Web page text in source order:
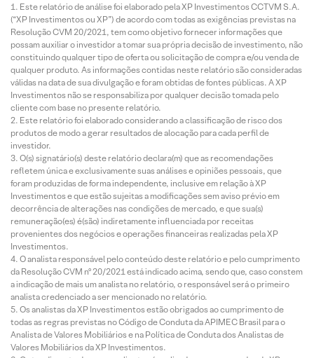
Este relatório de análise foi elaborado pela XP Investimentos CCTVM S.A.
(“XP Investimentos ou XP”) de acordo com todas as exigências previstas na
Resolução CVM 20/2021, tem como objetivo fornecer informações que
possam auxiliar o investidor a tomar sua própria decisão de investimento, não
constituindo qualquer tipo de oferta ou solicitação de compra e/ou venda de
qualquer produto. As informações contidas neste relatório são consideradas
válidas na data de sua divulgação e foram obtidas de fontes públicas. A XP
Investimentos não se responsabiliza por qualquer decisão tomada pelo
cliente com base no presente relatório.
Este relatório foi elaborado considerando a classificação de risco dos
produtos de modo a gerar resultados de alocação para cada perfil de
investidor.
O(s) signatário(s) deste relatório declara(m) que as recomendações
refletem única e exclusivamente suas análises e opiniões pessoais, que
foram produzidas de forma independente, inclusive em relação à XP
Investimentos e que estão sujeitas a modificações sem aviso prévio em
decorrência de alterações nas condições de mercado, e que sua(s)
remuneração(es) é(são) indiretamente influenciada por receitas
provenientes dos negócios e operações financeiras realizadas pela XP
Investimentos.
O analista responsável pelo conteúdo deste relatório e pelo cumprimento
da Resolução CVM nº 20/2021 está indicado acima, sendo que, caso constem
a indicação de mais um analista no relatório, o responsável será o primeiro
analista credenciado a ser mencionado no relatório.
Os analistas da XP Investimentos estão obrigados ao cumprimento de
todas as regras previstas no Código de Conduta da APIMEC Brasil para o
Analista de Valores Mobiliários e na Política de Conduta dos Analistas de
Valores Mobiliários da XP Investimentos.